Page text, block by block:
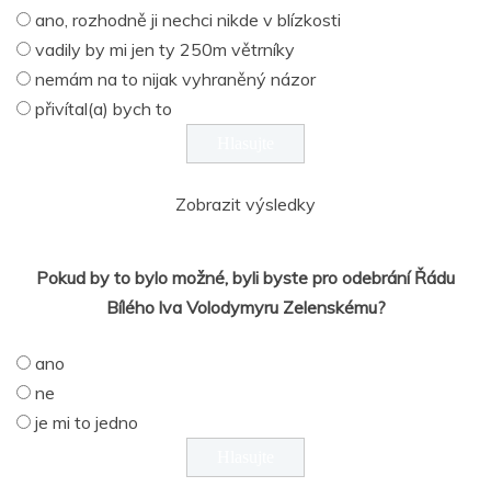
ano, rozhodně ji nechci nikde v blízkosti
vadily by mi jen ty 250m větrníky
nemám na to nijak vyhraněný názor
přivítal(a) bych to
Zobrazit výsledky
Pokud by to bylo možné, byli byste pro odebrání Řádu
Bílého lva Volodymyru Zelenskému?
ano
ne
je mi to jedno